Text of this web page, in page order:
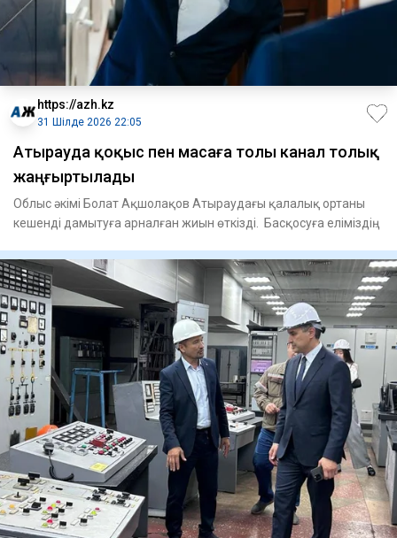
https://azh.kz
31 Шілде 2026 22:05
Атырауда қоқыс пен масаға толы канал толық
жаңғыртылады
Облыс әкімі Болат Ақшолақов Атыраудағы қалалық ортаны
кешенді дамытуға арналған жиын өткізді. Басқосуға еліміздің